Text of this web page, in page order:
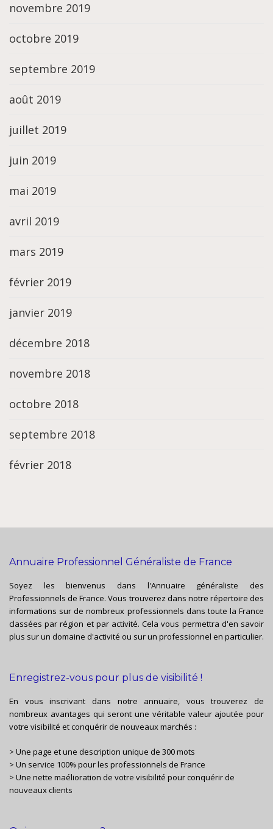
novembre 2019
octobre 2019
septembre 2019
août 2019
juillet 2019
juin 2019
mai 2019
avril 2019
mars 2019
février 2019
janvier 2019
décembre 2018
novembre 2018
octobre 2018
septembre 2018
février 2018
Annuaire Professionnel Généraliste de France
Soyez les bienvenus dans l'Annuaire généraliste des
Professionnels de France. Vous trouverez dans notre répertoire des
informations sur de nombreux professionnels dans toute la France
classées par région et par activité. Cela vous permettra d'en savoir
plus sur un domaine d'activité ou sur un professionnel en particulier.
Enregistrez-vous pour plus de visibilité !
En vous inscrivant dans notre annuaire, vous trouverez de
nombreux avantages qui seront une véritable valeur ajoutée pour
votre visibilité et conquérir de nouveaux marchés :
> Une page et une description unique de 300 mots
> Un service 100% pour les professionnels de France
> Une nette maélioration de votre visibilité pour conquérir de
nouveaux clients